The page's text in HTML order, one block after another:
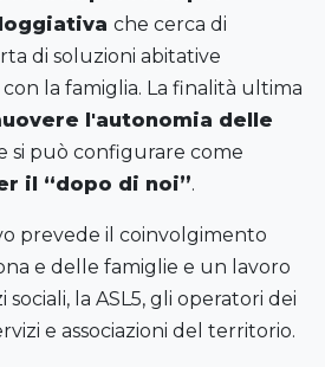
che cerca di
di soluzioni abitative
la famiglia. La finalità ultima
l'autonomia delle
si può configurare come
il “dopo di noi”.
prevede il coinvolgimento
e delle famiglie e un lavoro
sociali, la ASL5, gli operatori dei
e associazioni del territorio.